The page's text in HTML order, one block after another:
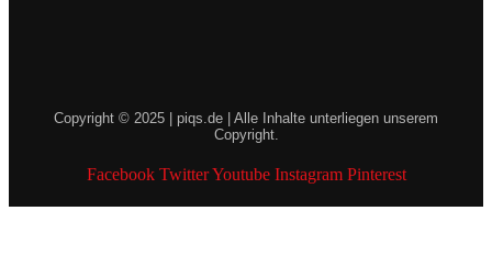
Copyright © 2025 | piqs.de | Alle Inhalte unterliegen unserem
Copyright.
Facebook Twitter Youtube Instagram Pinterest